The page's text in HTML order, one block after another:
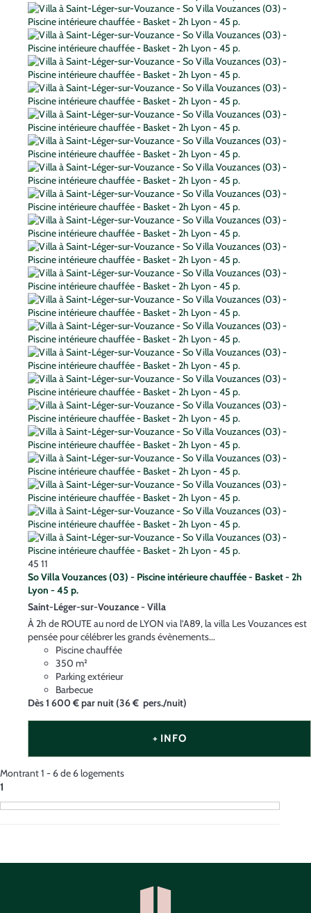
45 11
So Villa Vouzances (03) - Piscine intérieure chauffée - Basket - 2h
Lyon - 45 p.
Saint-Léger-sur-Vouzance - Villa
À 2h de ROUTE au nord de LYON via l’A89, la villa Les Vouzances est
pensée pour célébrer les grands évènements...
Piscine chauffée
350 m²
Parking extérieur
Barbecue
Dès1 600 €par nuit(36 € pers./nuit)
+ INFO
Montrant 1 - 6 de 6 logements
1